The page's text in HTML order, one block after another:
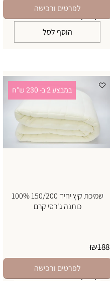
יינתן בדף התשלום
לפרטים ורכישה
הוסף לסל
במבצע 2 ב- 230 ש"ח
שמיכת קיץ יחיד 150/200 100%
כותנה ג'רסי קרם
₪188
₪169
יינתן בדף התשלום
לפרטים ורכישה